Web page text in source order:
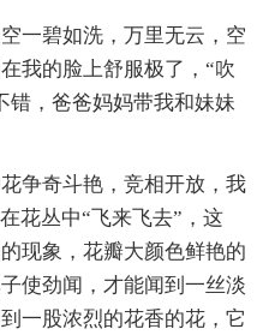
一碧如洗，万里无云，空
我的脸上舒服极了，“吹
错，爸爸妈妈带我和妹妹
争奇斗艳，竞相开放，我
花丛中“飞来飞去”，这
现象，花瓣大颜色鲜艳的
使劲闻，才能闻到一丝淡
一股浓烈的花香的花，它